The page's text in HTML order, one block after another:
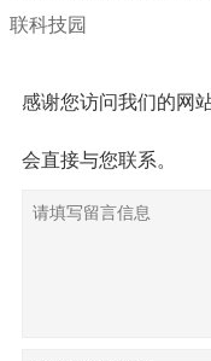
联科技园
感谢您访问我们的网
会直接与您联系。